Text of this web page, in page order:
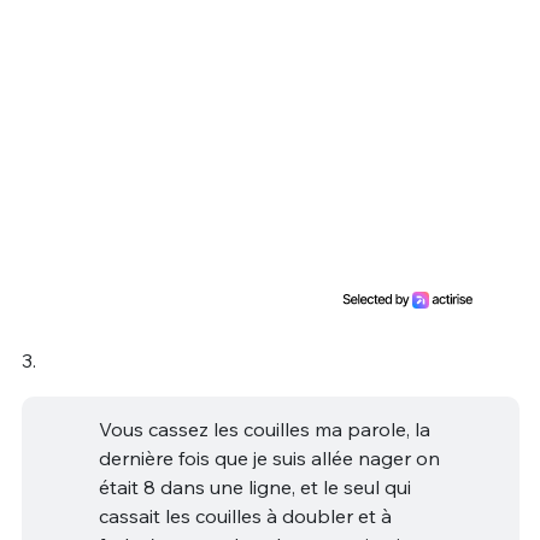
3.
Vous cassez les couilles ma parole, la
dernière fois que je suis allée nager on
était 8 dans une ligne, et le seul qui
cassait les couilles à doubler et à